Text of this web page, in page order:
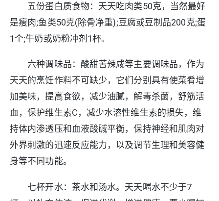
五份蛋白质食物：天天吃肉类50克，当然最好
是瘦肉;鱼类50克(除骨净重);豆腐或豆制品200克;蛋
1个;牛奶或奶粉冲剂1杯。
六种调味品：酸甜苦辣咸等主要调味品，作为
天天的烹饪作料不可缺少，它们分别具有使菜肴增
加美味，提高食欲，减少油腻，解毒杀菌，舒筋活
血，保护维生素C，减少水溶性维生素的损失，维
持体内渗透压和血液酸碱平衡，保持神经和肌肉对
外界刺激的迅速反应能力，以及调节生理和美容健
身等不同功能。
七杯开水：茶水和汤水。天天喝水不少于7